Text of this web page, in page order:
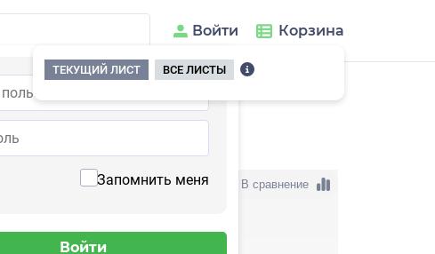
Войти
Запомнить меня
Корзина
ТЕКУЩИЙ ЛИСТ
ВСЕ ЛИСТЫ
2A202TH-200(T)
В сравнение